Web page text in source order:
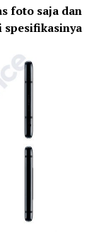
foto saja dan